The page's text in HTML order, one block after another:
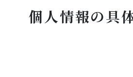
個人情報の具